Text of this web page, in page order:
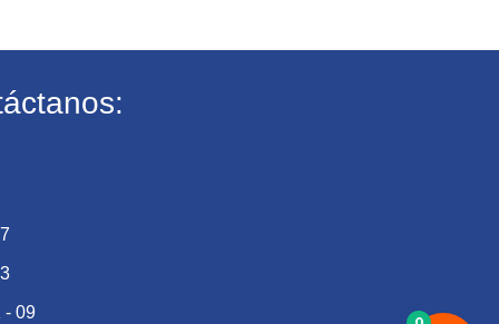
- 09